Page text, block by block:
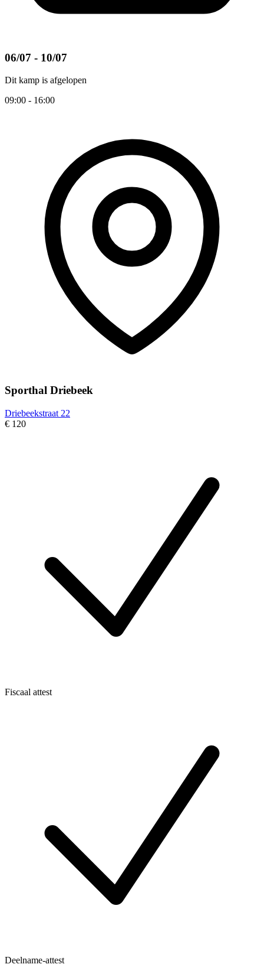
06/07 - 10/07
Dit kamp is afgelopen
09:00 - 16:00
Sporthal Driebeek
Driebeekstraat 22
€ 120
Fiscaal attest
Deelname-attest